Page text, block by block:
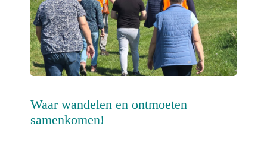
Waar wandelen en ontmoeten
samenkomen!